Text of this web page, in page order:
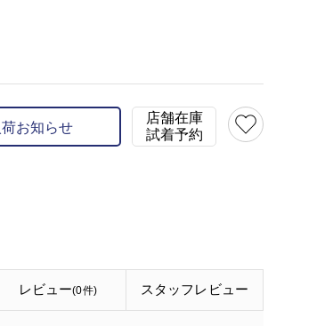
お知らせ
店舗在庫
試着予約
レビュー(0件) スタッフ レビュー